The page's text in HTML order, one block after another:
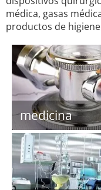
médica, gasas
productos de
medicina